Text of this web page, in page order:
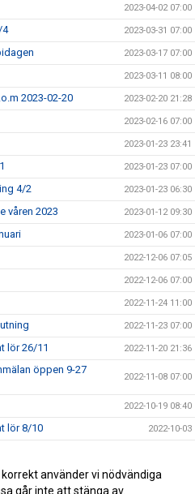
2023-04-02 07:00
4 2023-03-31 07:00
2023-03-17 07:00
2023-03-11 08:00
2023-02-20 2023-02-20 21:28
2023-02-16 07:00
2023-01-23 23:41
2023-01-23 07:00
4/2 2023-01-23 06:30
våren 2023 2023-01-12 09:30
2023-01-06 07:00
2022-12-06 07:05
2022-12-06 07:00
2022-11-24 11:00
2022-11-23 07:00
lör 26/11 2022-11-20 21:36
öppen 9-27
2022-11-08 07:00
2022-10-19 08:40
lör 8/10 2022-10-03
2017-03-29 13:16
använder vi nödvändiga
går inte att stänga av.